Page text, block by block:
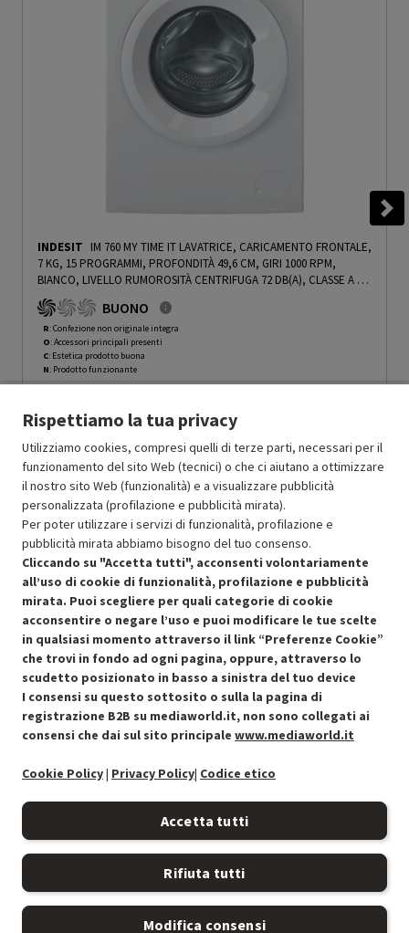
INDESIT IM 760 MY TIME IT LAVATRICE, CARICAMENTO FRONTALE,
7 KG, 15 PROGRAMMI, PROFONDITÀ 49,6 CM, GIRI 1000 RPM,
BIANCO, LIVELLO RUMOROSITÀ CENTRIFUGA 72 DB(A), CLASSE A -
PRMG GRADING ROCN - 15%
BUONO
R: Confezione non originale integra
O: Accessori principali presenti
C: Estetica prodotto buona
N: Prodotto funzionante
Ricondizionato Prezzo ridotto da
293.53 a-30%
In Promozione 205.47
Aggiungi al carrello
SCONTO RICONDIZIONATI
Approfitta dello sconto del 30% sul prodotto ricondizionato.
Condizioni generali di vendita Recedere dal contratto qui
Rispettiamo la tua privacy
Utilizziamo cookies, compresi quelli di terze parti, necessari per il
funzionamento del sito Web (tecnici) o che ci aiutano a ottimizzare
il nostro sito Web (funzionalità) e a visualizzare pubblicità
personalizzata (profilazione e pubblicità mirata).
Per poter utilizzare i servizi di funzionalità, profilazione e
pubblicità mirata abbiamo bisogno del tuo consenso.
Cliccando su "Accetta tutti", acconsenti volontariamente
all’uso di cookie di funzionalità, profilazione e pubblicità
mirata. Puoi scegliere per quali categorie di cookie
acconsentire o negare l’uso e puoi modificare le tue scelte
in qualsiasi momento attraverso il link “Preferenze Cookie”
che trovi in fondo ad ogni pagina, oppure, attraverso lo
scudetto posizionato in basso a sinistra del tuo device
I consensi su questo sottosito o sulla la pagina di
registrazione B2B su mediaworld.it, non sono collegati ai
consensi che dai sul sito principale www.mediaworld.it
Cookie Policy| Privacy Policy| Codice etico
Accetta tutti
Rifiuta tutti
Modifica consensi